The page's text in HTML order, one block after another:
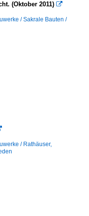
(Oktober 2011) 
/ Sakrale Bauten /
/ Rathäuser,